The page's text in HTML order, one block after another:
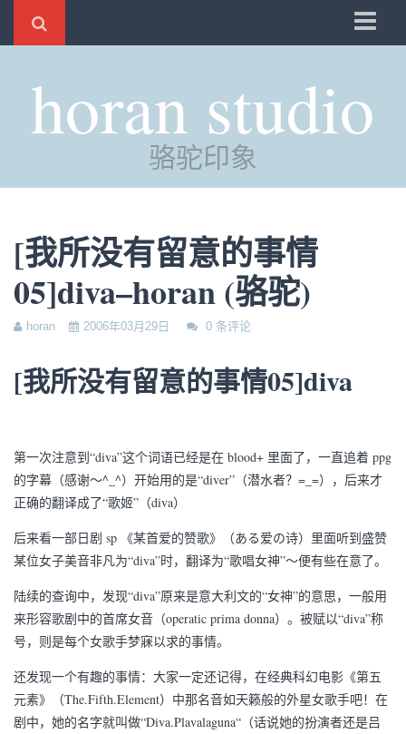
时光
评分
管理
horan studio
骆驼印象
[我所没有留意的事情
05]diva–horan (骆驼)
horan 2006年03月29日 0 条评论
[我所没有留意的事情05]diva
第一次注意到“diva”这个词语已经是在 blood+ 里面了，一直追着 ppg
的字幕（感谢～^_^）开始用的是“diver”（潜水者？=_=），后来才
正确的翻译成了“歌姬”（diva）
后来看一部日剧 sp 《某首爱的赞歌》（ある爱の诗）里面听到盛赞
某位女子美音非凡为“diva”时，翻译为“歌唱女神”～便有些在意了。
陆续的查询中，发现“diva”原来是意大利文的“女神”的意思，一般用
来形容歌剧中的首席女音（operatic prima donna）。被赋以“diva”称
号，则是每个女歌手梦寐以求的事情。
还发现一个有趣的事情：大家一定还记得，在经典科幻电影《第五
元素》（The.Fifth.Element）中那名音如天籁般的外星女歌手吧！在
剧中，她的名字就叫做“Diva.Plavalaguna“（话说她的扮演者还是吕